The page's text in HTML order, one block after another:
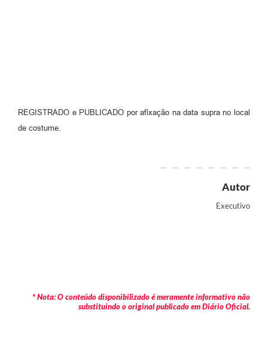
REGISTRADO e PUBLICADO por afixação na data supra no local
de costume.
Autor
Executivo
* Nota: O conteúdo disponibilizado é meramente informativo não
substituindo o original publicado em Diário Oficial.